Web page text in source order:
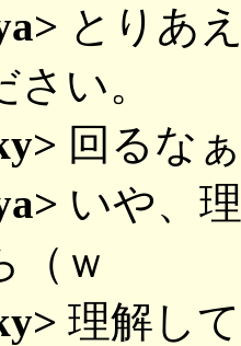
とりあ
い。
回るな
いや、
（ｗ
理解し